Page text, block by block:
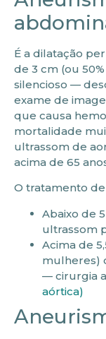
É a dilatação
de 3 cm (ou
silencioso —
exame de
que causa
mortalidade
ultrassom de
acima de 65
O tratamento
Abaixo de
ultrassom
Acima de
mulheres)
— cirurgia
aórtica)